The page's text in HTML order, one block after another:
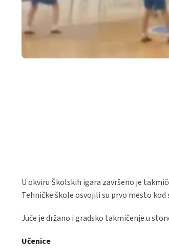
U okviru Školskih igara završeno je
Tehničke škole osvojili su prvo mesto kod
Juče je držano i gradsko takmičenje u
Učenice